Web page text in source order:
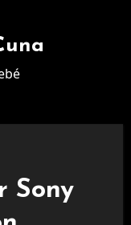
Sony